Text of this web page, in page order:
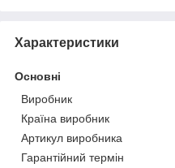
Характеристики
Основні
Виробник
Країна виробник
Артикул виробника
Гарантійний термін